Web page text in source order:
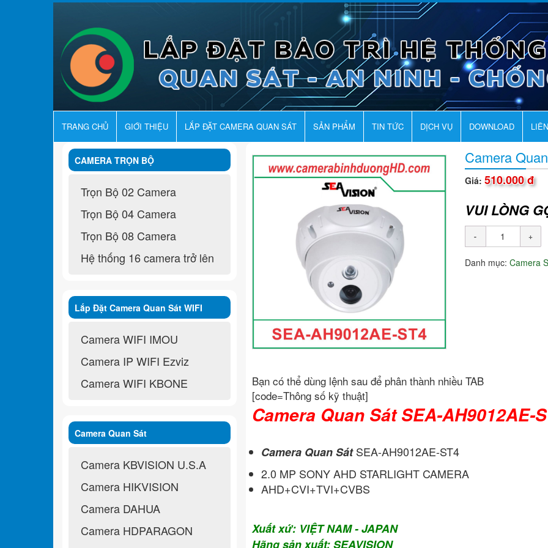
TRANG CHỦ GIỚI THIỆU LẮP ĐẶT CAMERA QUAN SÁT SẢN PHẨM TIN TỨC DỊCH VỤ DOWNLOAD
Camera
Giá: 510.000 đ
VUI LÒNG
Danh mục: Camera
Bạn có thể dùng lệnh sau để phân thành nhiều TAB
[code=Thông số kỹ thuật]
Camera Quan Sát SEA-AH9012AE-
Camera Quan SátSEA-AH9012AE-ST4
2.0 MP SONY AHD STARLIGHT CAMERA
AHD+CVI+TVI+CVBS
Xuất xứ: VIỆT NAM - JAPAN
Hãng sản xuất: SEAVISION
CAMERA TRỌN BỘ
Trọn Bộ 02 Camera
Trọn Bộ 04 Camera
Trọn Bộ 08 Camera
Hệ thống 16 camera trở lên
Lắp Đặt Camera Quan Sát WIFI
Không Dây
Camera WIFI IMOU
Camera IP WIFI Ezviz
Camera WIFI KBONE
Camera Quan Sát
Camera KBVISION U.S.A
Camera HIKVISION
Camera DAHUA
Camera HDPARAGON